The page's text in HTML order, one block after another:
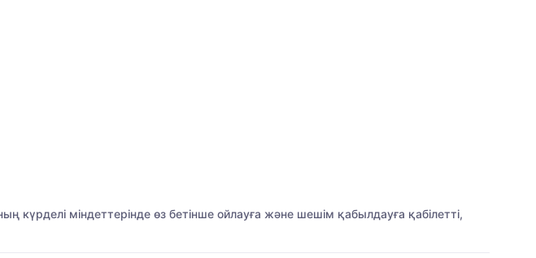
күрделі міндеттерінде өз бетінше ойлауға және шешім қабылдауға қабілетті,